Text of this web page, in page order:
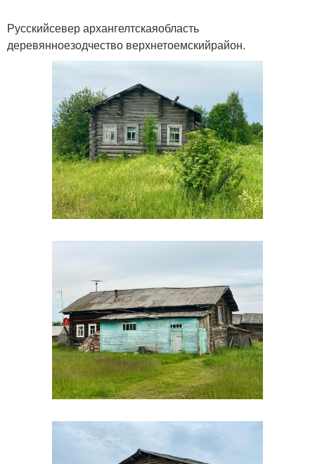
Русскийсевер архангелтскаяобласть
деревянноезодчество верхнетоемскийрайон.